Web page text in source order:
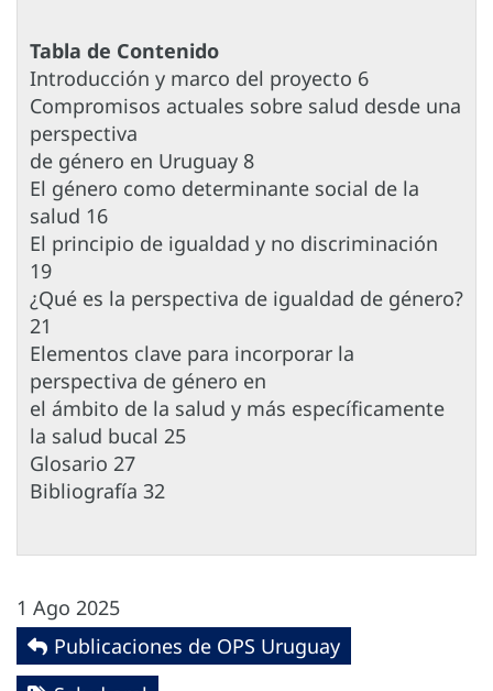
Tabla de Contenido
Introducción y marco del proyecto 6
Compromisos actuales sobre salud desde una
perspectiva
de género en Uruguay 8
El género como determinante social de la
salud 16
El principio de igualdad y no discriminación
19
¿Qué es la perspectiva de igualdad de género?
21
Elementos clave para incorporar la
perspectiva de género en
el ámbito de la salud y más específicamente
la salud bucal 25
Glosario 27
Bibliografía 32
1 Ago 2025
Publicaciones de OPS Uruguay